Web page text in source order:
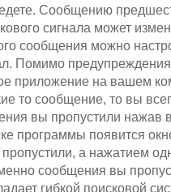
Сообщению
сигнала может
сообщения можно
Помимо
приложение на вашем
то сообщение, то вы
вы пропустили нажав
программы появится
а нажатием
сообщения вы
гибкой поисковой